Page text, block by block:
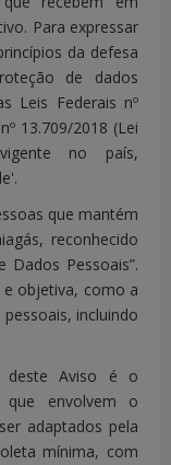
Para expressar
da defesa
de dados
Leis Federais nº
13.709/2018 (Lei
no país,
que mantém
reconhecido
Dados Pessoais”.
objetiva, como a
incluindo
deste Aviso é o
que envolvem o
adaptados pela
mínima, com